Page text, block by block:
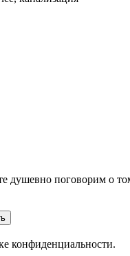
душевно поговорим о
конфиденциальности.